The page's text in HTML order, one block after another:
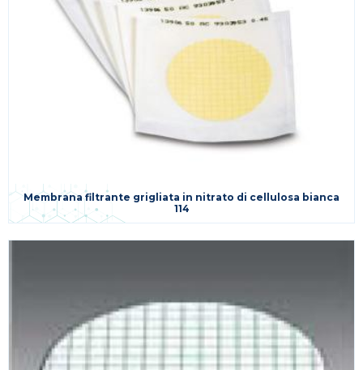
Membrana filtrante grigliata in nitrato di cellulosa bianca
114